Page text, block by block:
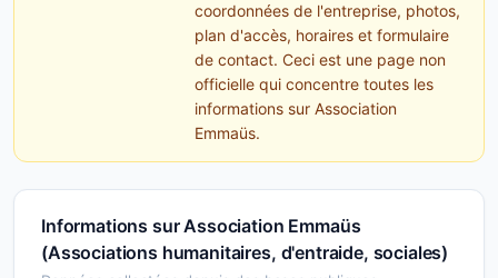
coordonnées de l'entreprise, photos,
plan d'accès, horaires et formulaire
de contact. Ceci est une page non
officielle qui concentre toutes les
informations sur Association
Emmaüs.
Informations sur Association Emmaüs
(Associations humanitaires, d'entraide, sociales)